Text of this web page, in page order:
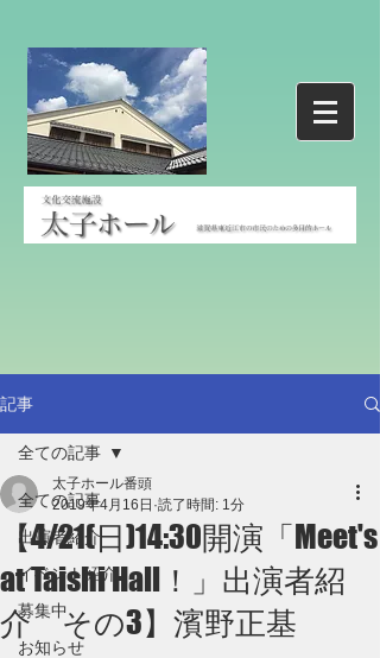
記事
全ての記事
出演者紹介
イベント紹介
募集中
お知らせ
全ての記事
【4/21(日)14:30開演「Meet's
at Taishi Hall！」出演者紹
介 その3】濱野正基
太子ホール番頭
2019年4月16日 読了時間: 1分